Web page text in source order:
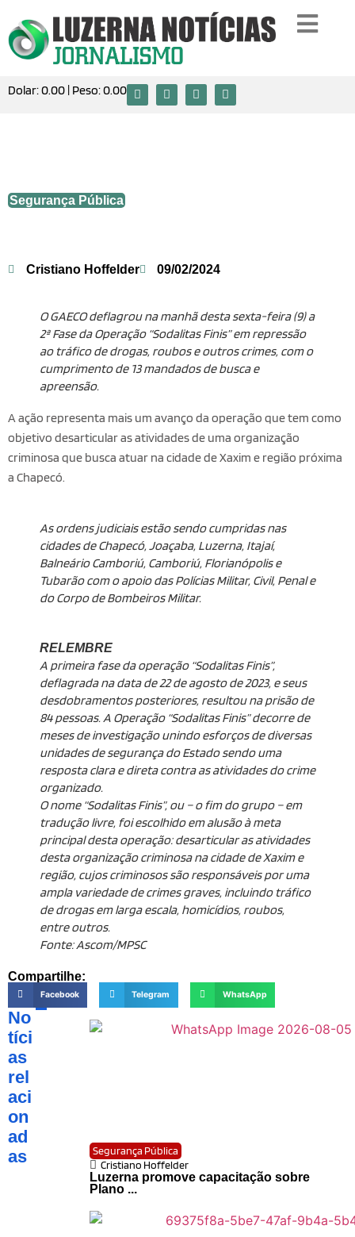
Dolar:0.00 | Peso:0.00
Segurança Pública
Cristiano Hoffelder 09/02/2024
O GAECO deflagrou na manhã desta sexta-feira (9) a
2ª Fase da Operação “Sodalitas Finis” em repressão
ao tráfico de drogas, roubos e outros crimes, com o
cumprimento de 13 mandados de busca e
apreensão.
A ação representa mais um avanço da operação que tem como
objetivo desarticular as atividades de uma organização
criminosa que busca atuar na cidade de Xaxim e região próxima
a Chapecó.
As ordens judiciais estão sendo cumpridas nas
cidades de Chapecó, Joaçaba, Luzerna, Itajaí,
Balneário Camboriú, Camboriú, Florianópolis e
Tubarão com o apoio das Polícias Militar, Civil, Penal e
do Corpo de Bombeiros Militar.
RELEMBRE
A primeira fase da operação “Sodalitas Finis”,
deflagrada na data de 22 de agosto de 2023, e seus
desdobramentos posteriores, resultou na prisão de
84 pessoas. A Operação “Sodalitas Finis” decorre de
meses de investigação unindo esforços de diversas
unidades de segurança do Estado sendo uma
resposta clara e direta contra as atividades do crime
organizado.
O nome “Sodalitas Finis”, ou – o fim do grupo – em
tradução livre, foi escolhido em alusão à meta
principal desta operação: desarticular as atividades
desta organização criminosa na cidade de Xaxim e
região, cujos criminosos são responsáveis por uma
ampla variedade de crimes graves, incluindo tráfico
de drogas em larga escala, homicídios, roubos,
entre outros.
Fonte: Ascom/MPSC
Compartilhe:
Facebook Telegram WhatsApp
No
tíci
as
rel
aci
on
ad
as
Segurança Pública
Cristiano Hoffelder
Luzerna promove capacitação sobre
Plano ...